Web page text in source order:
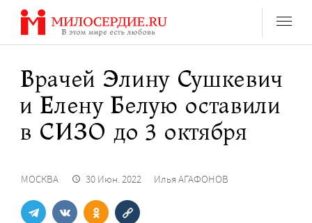
Перейти
содержанию
Врачей Элину Сушкевич
и Елену Белую оставили
в СИЗО до 3 октября
МОСКВА 30 Июн. 2022 Илья АГАФОНОВ